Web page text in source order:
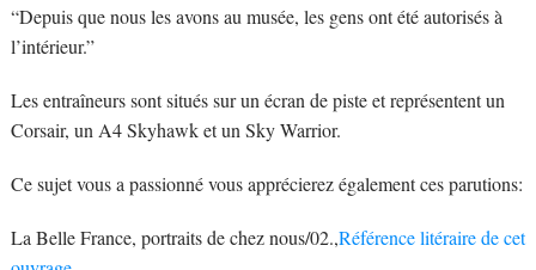
“Depuis que nous les avons au musée, les gens ont été autorisés à
l’intérieur.”
Les entraîneurs sont situés sur un écran de piste et représentent un
Corsair, un A4 Skyhawk et un Sky Warrior.
Ce sujet vous a passionné vous apprécierez également ces parutions:
La Belle France, portraits de chez nous/02.,Référence litéraire de cet